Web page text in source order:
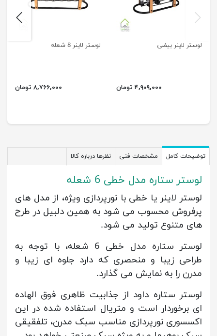
لوستر لاینر بیضی
۴,۹۰۹,۰۰۰ تومان
لوستر لاینر 8 شعله
۸,۷۶۶,۰۰۰ تومان
previus
توضیحات کامل مشخصات فنی نظرها درباره کالا
لوستر ستاره مدل خطی 6 شعله
لوستر لاینر یا خطی با نورپردازی ویژه، از مدل های
پرفروش محسوب می شود به همین دلبیل در طرح
های متنوع تولید می شود.
لوستر ستاره مدل خطی 6 شعله، با توجه به
طراحی زیبا و منحصری که دارد جلوه ای زیبا و
مدرن را به نمایش می گذارد.
لوستر ستاره داود از جذابیت ظاهری فوق الهاده
ای برخوردار است و متریال استفاده شده در این
اکسسوری نورپردازی مناسب سبک مدرن، تلفقیقی